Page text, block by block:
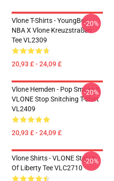
Vlone T-Shirts - YoungBoy
NBA X Vlone Kreuzstraßen
Tee VL2309
20,93 £ - 24,09 £
-20%
Vlone Hemden - Pop Smoke X
VLONE Stop Snitching T-Shirt
VL2409
20,93 £ - 24,09 £
-20%
Vlone Shirts - VLONE Statue
Of Liberty Tee VLC2710
-20%